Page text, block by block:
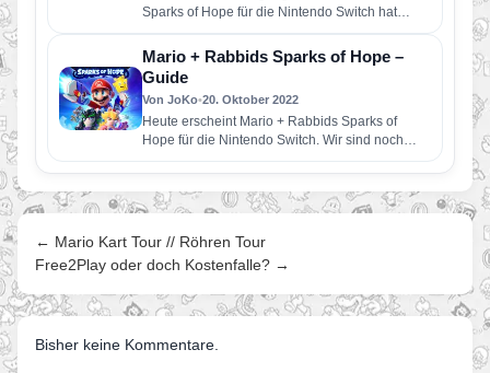
Sparks of Hope für die Nintendo Switch hat
Ubisoft ein DLC…
Mario + Rabbids Sparks of Hope –
Guide
Von JoKo•20. Oktober 2022
Heute erscheint Mario + Rabbids Sparks of
Hope für die Nintendo Switch. Wir sind noch
mitten im testen.…
← Mario Kart Tour // Röhren Tour
Free2Play oder doch Kostenfalle? →
Bisher keine Kommentare.